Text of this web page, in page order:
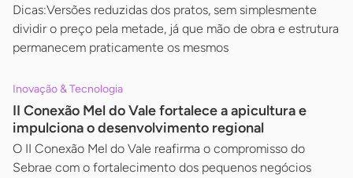
Dicas:Versões reduzidas dos pratos, sem simplesmente
dividir o preço pela metade, já que mão de obra e estrutura
permanecem praticamente os mesmos
Inovação & Tecnologia
II Conexão Mel do Vale fortalece a apicultura e
impulciona o desenvolvimento regional
O II Conexão Mel do Vale reafirma o compromisso do
Sebrae com o fortalecimento dos pequenos negócios